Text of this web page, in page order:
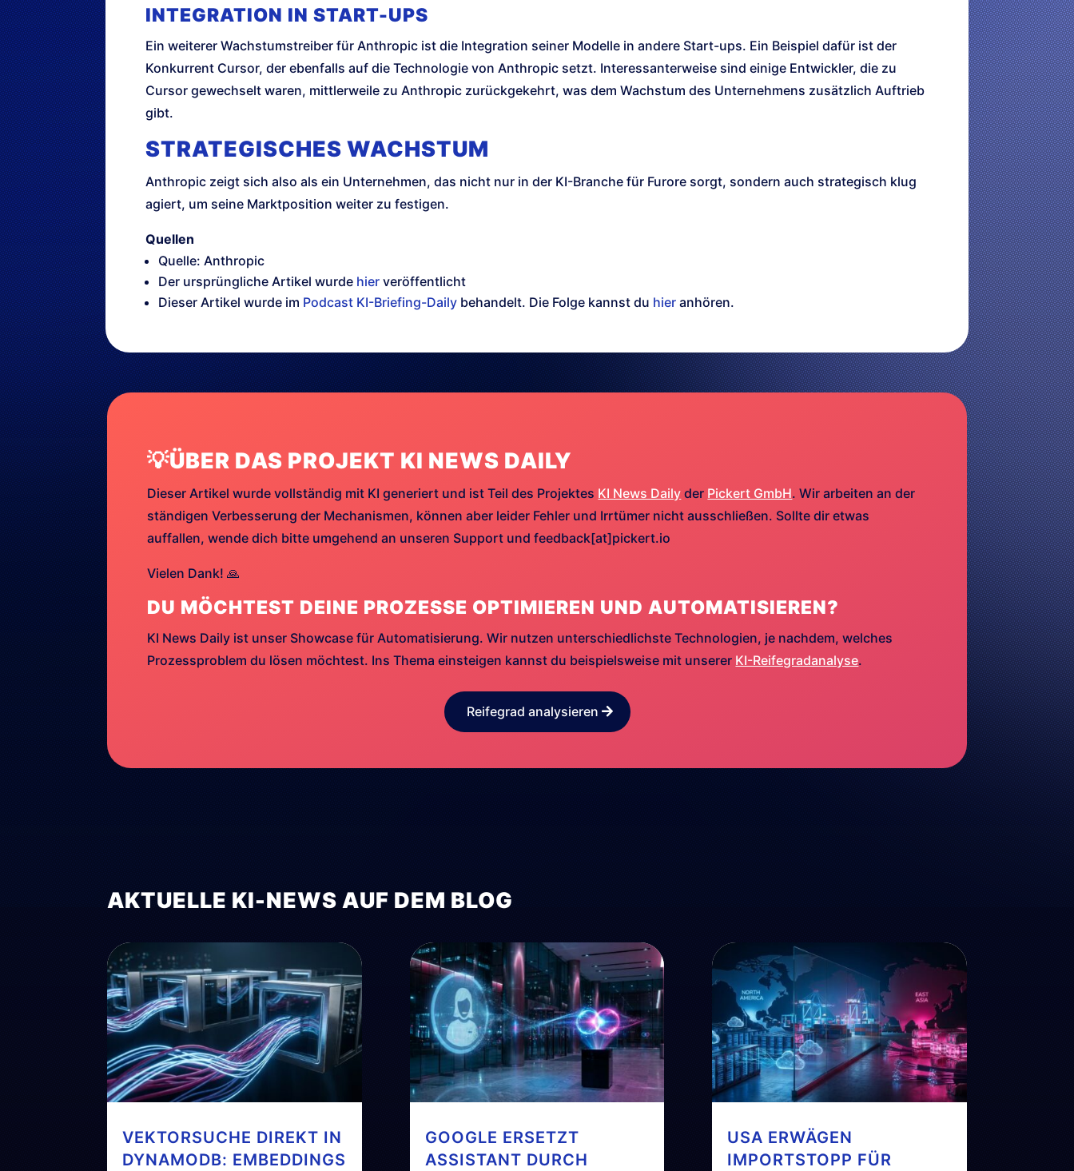
INTEGRATION IN START-UPS
Ein weiterer Wachstumstreiber für Anthropic ist die Integration seiner Modelle in andere Start-ups. Ein Beispiel dafür ist der
Konkurrent Cursor, der ebenfalls auf die Technologie von Anthropic setzt. Interessanterweise sind einige Entwickler, die zu
Cursor gewechselt waren, mittlerweile zu Anthropic zurückgekehrt, was dem Wachstum des Unternehmens zusätzlich Auftrieb
gibt.
STRATEGISCHES WACHSTUM
Anthropic zeigt sich also als ein Unternehmen, das nicht nur in der KI-Branche für Furore sorgt, sondern auch strategisch klug
agiert, um seine Marktposition weiter zu festigen.
Quellen
Quelle: Anthropic
Der ursprüngliche Artikel wurde hier veröffentlicht
Dieser Artikel wurde im Podcast KI-Briefing-Daily behandelt. Die Folge kannst du hier anhören.
💡ÜBER DAS PROJEKT KI NEWS DAILY
Dieser Artikel wurde vollständig mit KI generiert und ist Teil des Projektes KI News Daily der Pickert GmbH. Wir arbeiten an der
ständigen Verbesserung der Mechanismen, können aber leider Fehler und Irrtümer nicht ausschließen. Sollte dir etwas
auffallen, wende dich bitte umgehend an unseren Support und feedback[at]pickert.io
Vielen Dank! 🙏
DU MÖCHTEST DEINE PROZESSE OPTIMIEREN UND AUTOMATISIEREN?
KI News Daily ist unser Showcase für Automatisierung. Wir nutzen unterschiedlichste Technologien, je nachdem, welches
Prozessproblem du lösen möchtest. Ins Thema einsteigen kannst du beispielsweise mit unserer KI-Reifegradanalyse.
Reifegrad analysieren
AKTUELLE KI-NEWS AUF DEM BLOG
VEKTORSUCHE DIREKT IN
DYNAMODB: EMBEDDINGS
GOOGLE ERSETZT
ASSISTANT DURCH
USA ERWÄGEN
IMPORTSTOPP FÜR